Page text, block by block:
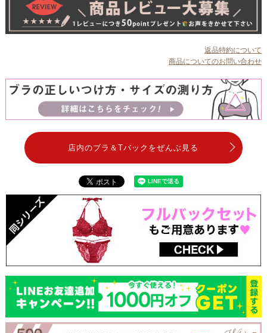
返品特約について
商品についてのお問い合わせ
店内のブラ＆Tバックをぜんぶ見る